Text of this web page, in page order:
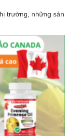
trường, những sản